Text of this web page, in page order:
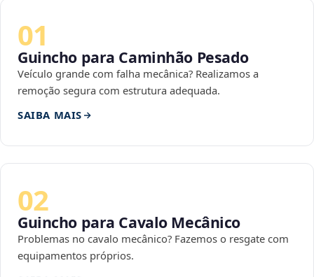
01
Guincho para Caminhão Pesado
Veículo grande com falha mecânica? Realizamos a
remoção segura com estrutura adequada.
SAIBA MAIS
02
Guincho para Cavalo Mecânico
Problemas no cavalo mecânico? Fazemos o resgate com
equipamentos próprios.